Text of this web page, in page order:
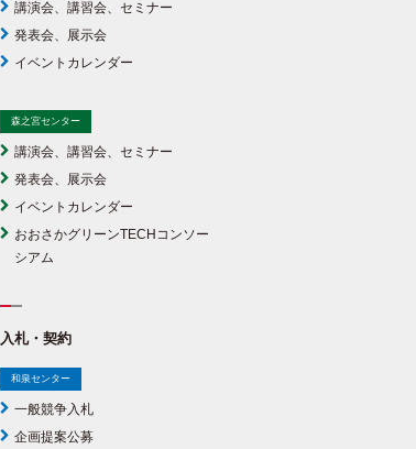
講演会、講習会、セミナー
発表会、展示会
イベントカレンダー
森之宮センター
講演会、講習会、セミナー
発表会、展示会
イベントカレンダー
おおさかグリーンTECHコンソー
シアム
入札・契約
和泉センター
一般競争入札
企画提案公募